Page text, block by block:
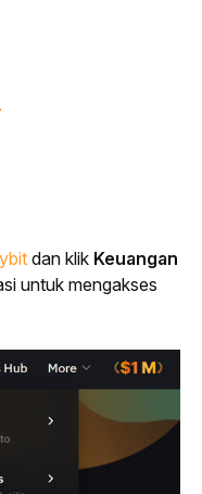
dan klik Keuangan
untuk mengakses